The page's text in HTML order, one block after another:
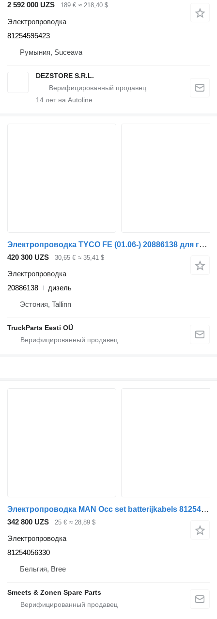
2 592 000 UZS 189 € ≈ 218,40 $
Электропроводка
81254595423
Румыния, Suceava
DEZSTORE S.R.L.
14 лет на Autoline
Электропроводка TYCO FE (01.06-) 20886138 для грузовика Volvo FL, FE (2005-2014)
420 300 UZS 30,65 € ≈ 35,41 $
Электропроводка
20886138
дизель
Эстония, Tallinn
TruckParts Eesti OÜ
Электропроводка MAN Occ set batterijkabels 81254056330 для грузовика
342 800 UZS 25 € ≈ 28,89 $
Электропроводка
81254056330
Бельгия, Bree
Smeets & Zonen Spare Parts